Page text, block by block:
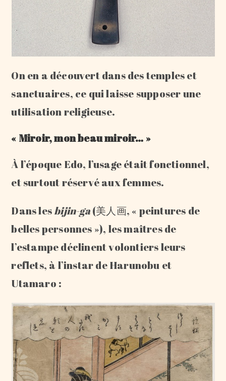
On en a découvert dans des temples et
sanctuaires, ce qui laisse supposer une
utilisation religieuse.
« Miroir, mon beau miroir… »
À l’époque Edo, l’usage était fonctionnel,
et surtout réservé aux femmes.
Dans lesbijin-ga(美人画, « peintures de
belles personnes »), les maîtres de
l’estampe déclinent volontiers leurs
reflets, à l’instar de Harunobu et
Utamaro :